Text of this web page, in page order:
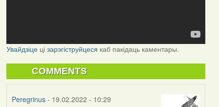
Увайдзіцеці зарэгіструйцеся каб пакідаць каментары.
COMMENTS
Peregrinus- 19.02.2022 - 10:29